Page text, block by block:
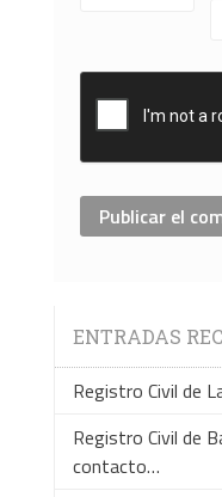
ENTRADAS
Registro Civil de
Registro Civil de
contacto…